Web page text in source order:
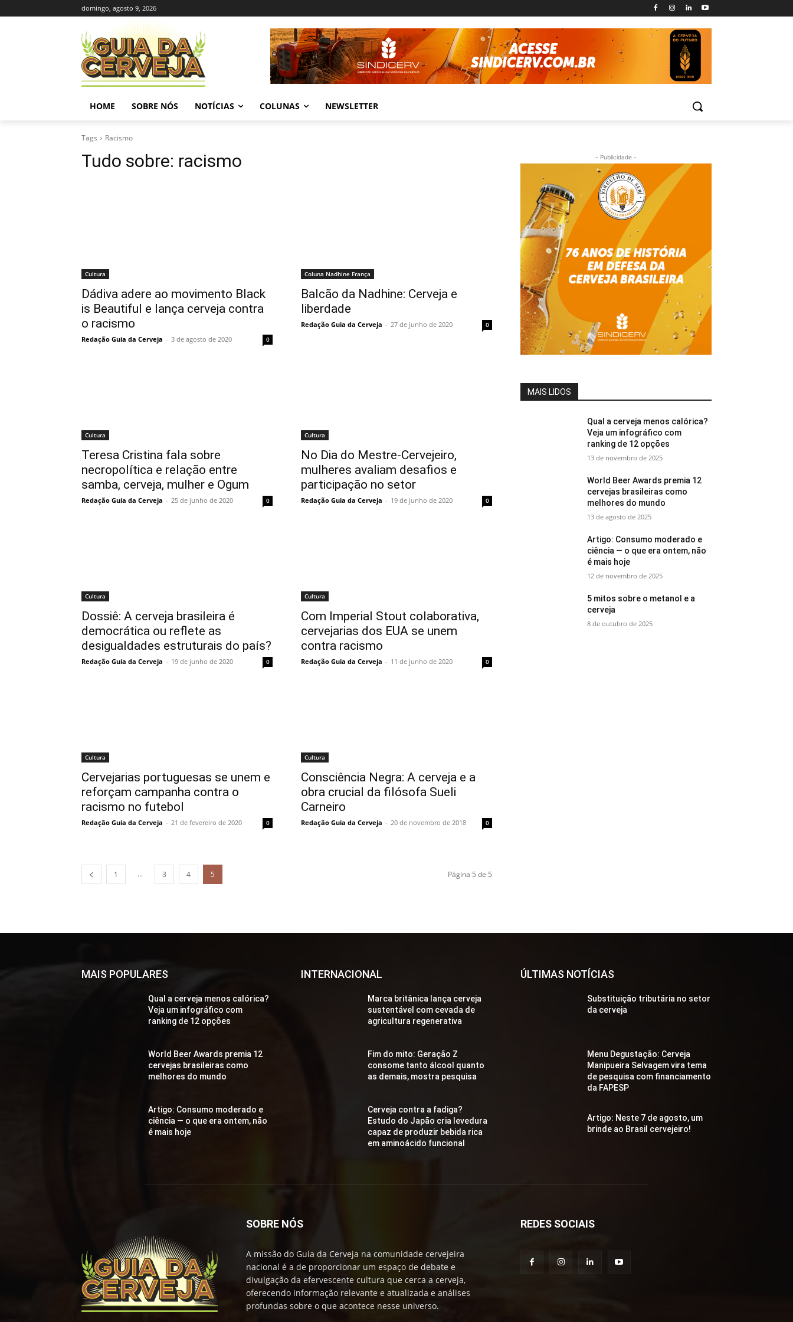
domingo, agosto 9, 2026
HOME SOBRE NÓS NOTÍCIAS COLUNAS NEWSLETTER
Tags Racismo
Tudo sobre: racismo
Cultura
Dádiva adere ao movimento Black
is Beautiful e lança cerveja contra
o racismo
Redação Guia da Cerveja - 3 de agosto de 2020 0
Coluna Nadhine França
Balcão da Nadhine: Cerveja e
liberdade
Redação Guia da Cerveja - 27 de junho de 2020 0
Cultura
Teresa Cristina fala sobre
necropolítica e relação entre
samba, cerveja, mulher e Ogum
Redação Guia da Cerveja - 25 de junho de 2020 0
Cultura
No Dia do Mestre-Cervejeiro,
mulheres avaliam desafios e
participação no setor
Redação Guia da Cerveja - 19 de junho de 2020 0
Cultura
Dossiê: A cerveja brasileira é
democrática ou reflete as
desigualdades estruturais do país?
Redação Guia da Cerveja - 19 de junho de 2020 0
Cultura
Com Imperial Stout colaborativa,
cervejarias dos EUA se unem
contra racismo
Redação Guia da Cerveja - 11 de junho de 2020 0
Cultura
Cervejarias portuguesas se unem e
reforçam campanha contra o
racismo no futebol
Redação Guia da Cerveja - 21 de fevereiro de 2020 0
Cultura
Consciência Negra: A cerveja e a
obra crucial da filósofa Sueli
Carneiro
Redação Guia da Cerveja - 20 de novembro de 2018 0
1 ... 3 4 5 Página 5 de 5
- Publicidade -
MAIS LIDOS
Qual a cerveja menos calórica?
Veja um infográfico com
ranking de 12 opções
13 de novembro de 2025
World Beer Awards premia 12
cervejas brasileiras como
melhores do mundo
13 de agosto de 2025
Artigo: Consumo moderado e
ciência — o que era ontem, não
é mais hoje
12 de novembro de 2025
5 mitos sobre o metanol e a
cerveja
8 de outubro de 2025
MAIS POPULARES
Qual a cerveja menos calórica?
Veja um infográfico com
ranking de 12 opções
World Beer Awards premia 12
cervejas brasileiras como
melhores do mundo
Artigo: Consumo moderado e
ciência — o que era ontem, não
é mais hoje
INTERNACIONAL
Marca britânica lança cerveja
sustentável com cevada de
agricultura regenerativa
Fim do mito: Geração Z
consome tanto álcool quanto
as demais, mostra pesquisa
Cerveja contra a fadiga?
Estudo do Japão cria levedura
capaz de produzir bebida rica
em aminoácido funcional
ÚLTIMAS NOTÍCIAS
Substituição tributária no setor
da cerveja
Menu Degustação: Cerveja
Manipueira Selvagem vira tema
de pesquisa com financiamento
da FAPESP
Artigo: Neste 7 de agosto, um
brinde ao Brasil cervejeiro!
SOBRE NÓS
A missão do Guia da Cerveja na comunidade cervejeira
nacional é a de proporcionar um espaço de debate e
divulgação da efervescente cultura que cerca a cerveja,
oferecendo informação relevante e atualizada e análises
profundas sobre o que acontece nesse universo.
REDES SOCIAIS